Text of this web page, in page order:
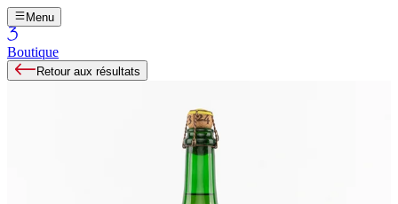
Menu
Boutique
Retour aux résultats